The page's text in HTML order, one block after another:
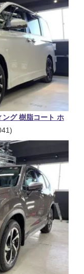
ング 樹脂コート ホ